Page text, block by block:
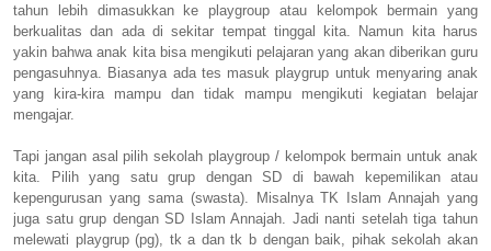
tahun lebih dimasukkan ke playgroup atau kelompok bermain yang
berkualitas dan ada di sekitar tempat tinggal kita. Namun kita harus
yakin bahwa anak kita bisa mengikuti pelajaran yang akan diberikan guru
pengasuhnya. Biasanya ada tes masuk playgrup untuk menyaring anak
yang kira-kira mampu dan tidak mampu mengikuti kegiatan belajar
mengajar.
Tapi jangan asal pilih sekolah playgroup / kelompok bermain untuk anak
kita. Pilih yang satu grup dengan SD di bawah kepemilikan atau
kepengurusan yang sama (swasta). Misalnya TK Islam Annajah yang
juga satu grup dengan SD Islam Annajah. Jadi nanti setelah tiga tahun
melewati playgrup (pg), tk a dan tk b dengan baik, pihak sekolah akan